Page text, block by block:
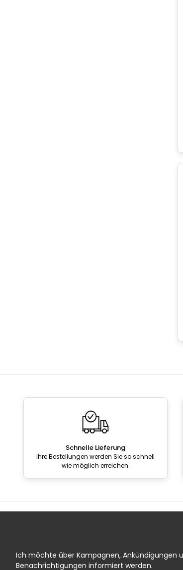
Schnelle Lieferung
Ihre Bestellungen werden Sie so schnell
wie möglich erreichen.
Ich möchte über Kampagnen, Ankündigungen
Benachrichtigungen informiert werden.